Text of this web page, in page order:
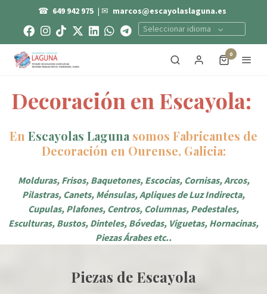
☎ 649 942 975 | ✉ marcos@escayolaslaguna.es
Seleccionar idioma
0
Decoración en Escayola:
En Escayolas Laguna somos Fabricantes de
Decoración en Ourense, Galicia:
Molduras, Frisos, Baquetones, Escocias, Cornisas, Arcos,
Pilastras, Canets, Ménsulas, Apliques de Luz Indirecta,
Cupulas, Plafones, Centros, Columnas, Pedestales,
Esculturas, Bustos, Dinteles, Bóvedas, Viguetas, Hornacinas,
Piezas Árabes etc..
Piezas de Escayola